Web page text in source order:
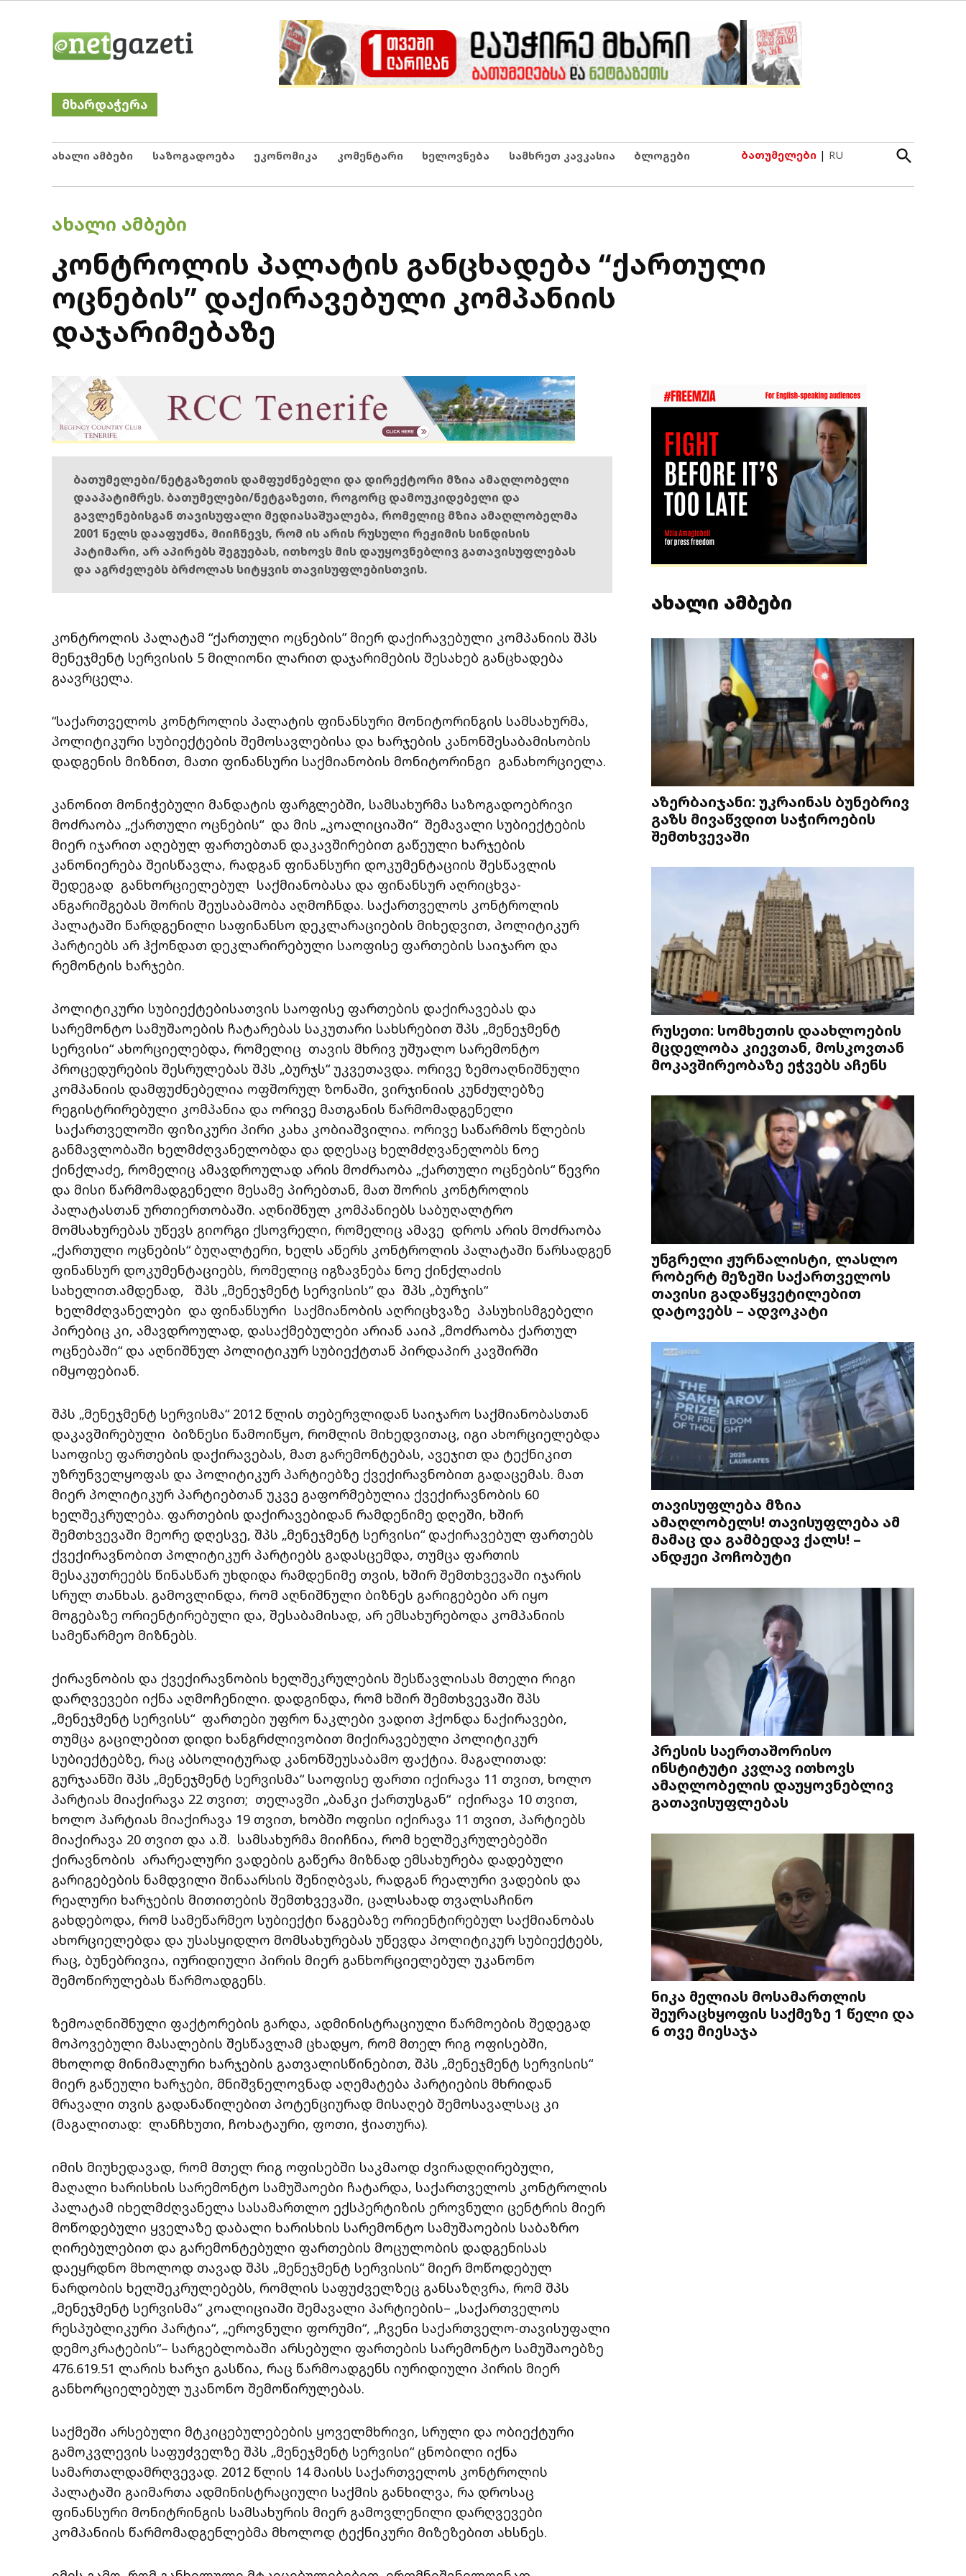
Netgazeti
მხარდაჭერა
ახალი ამბები საზოგადოება ეკონომიკა კომენტარი ხელოვნება სამხრეთ კავკასია ბლოგები ბათუმელები | RU
Open
Search
POSTED
ᲐᲮᲐᲚᲘ ᲐᲛᲑᲔᲑᲘ
კონტროლის პალატის განცხადება “ქართული
ოცნების” დაქირავებული კომპანიის
დაჯარიმებაზე
ბათუმელები/ნეტგაზეთის დამფუძნებელი და დირექტორი მზია ამაღლობელი
დააპატიმრეს. ბათუმელები/ნეტგაზეთი, როგორც დამოუკიდებელი და
გავლენებისგან თავისუფალი მედიასაშუალება, რომელიც მზია ამაღლობელმა
2001 წელს დააფუძნა, მიიჩნევს, რომ ის არის რუსული რეჟიმის სინდისის
პატიმარი, არ აპირებს შეგუებას, ითხოვს მის დაუყოვნებლივ გათავისუფლებას
და აგრძელებს ბრძოლას სიტყვის თავისუფლებისთვის.
კონტროლის პალატამ “ქართული ოცნების” მიერ დაქირავებული კომპანიის შპს
მენეჯმენტ სერვისის 5 მილიონი ლარით დაჯარიმების შესახებ განცხადება
გაავრცელა.
“საქართველოს კონტროლის პალატის ფინანსური მონიტორინგის სამსახურმა,
პოლიტიკური სუბიექტების შემოსავლებისა და ხარჯების კანონშესაბამისობის
დადგენის მიზნით, მათი ფინანსური საქმიანობის მონიტორინგი განახორციელა.
კანონით მონიჭებული მანდატის ფარგლებში, სამსახურმა საზოგადოებრივი
მოძრაობა „ქართული ოცნების“ და მის „კოალიციაში“ შემავალი სუბიექტების
მიერ იჯარით აღებულ ფართებთან დაკავშირებით გაწეული ხარჯების
კანონიერება შეისწავლა, რადგან ფინანსური დოკუმენტაციის შესწავლის
შედეგად განხორციელებულ საქმიანობასა და ფინანსურ აღრიცხვა-
ანგარიშგებას შორის შეუსაბამობა აღმოჩნდა. საქართველოს კონტროლის
პალატაში წარდგენილი საფინანსო დეკლარაციების მიხედვით, პოლიტიკურ
პარტიებს არ ჰქონდათ დეკლარირებული საოფისე ფართების საიჯარო და
რემონტის ხარჯები.
პოლიტიკური სუბიექტებისათვის საოფისე ფართების დაქირავებას და
სარემონტო სამუშაოების ჩატარებას საკუთარი სახსრებით შპს „მენეჯმენტ
სერვისი“ ახორციელებდა, რომელიც თავის მხრივ უშუალო სარემონტო
პროცედურების შესრულებას შპს „ბურჯს“ უკვეთავდა. ორივე ზემოაღნიშნული
კომპანიის დამფუძნებელია ოფშორულ ზონაში, ვირჯინიის კუნძულებზე
რეგისტრირებული კომპანია და ორივე მათგანის წარმომადგენელი
საქართველოში ფიზიკური პირი კახა კობიაშვილია. ორივე საწარმოს წლების
განმავლობაში ხელმძღვანელობდა და დღესაც ხელმძღვანელობს ნოე
ქინქლაძე, რომელიც ამავდროულად არის მოძრაობა „ქართული ოცნების“ წევრი
და მისი წარმომადგენელი მესამე პირებთან, მათ შორის კონტროლის
პალატასთან ურთიერთობაში. აღნიშნულ კომპანიებს საბუღალტრო
მომსახურებას უწევს გიორგი ქსოვრელი, რომელიც ამავე დროს არის მოძრაობა
„ქართული ოცნების“ ბუღალტერი, ხელს აწერს კონტროლის პალატაში წარსადგენ
ფინანსურ დოკუმენტაციებს, რომელიც იგზავნება ნოე ქინქლაძის
სახელით.ამდენად, შპს „მენეჯმენტ სერვისის“ და შპს „ბურჯის“
ხელმძღვანელები და ფინანსური საქმიანობის აღრიცხვაზე პასუხისმგებელი
პირებიც კი, ამავდროულად, დასაქმებულები არიან ააიპ „მოძრაობა ქართულ
ოცნებაში“ და აღნიშნულ პოლიტიკურ სუბიექტთან პირდაპირ კავშირში
იმყოფებიან.
შპს „მენეჯმენტ სერვისმა“ 2012 წლის თებერვლიდან საიჯარო საქმიანობასთან
დაკავშირებული ბიზნესი წამოიწყო, რომლის მიხედვითაც, იგი ახორციელებდა
საოფისე ფართების დაქირავებას, მათ გარემონტებას, ავეჯით და ტექნიკით
უზრუნველყოფას და პოლიტიკურ პარტიებზე ქვექირავნობით გადაცემას. მათ
მიერ პოლიტიკურ პარტიებთან უკვე გაფორმებულია ქვექირავნობის 60
ხელშეკრულება. ფართების დაქირავებიდან რამდენიმე დღეში, ხშირ
შემთხვევაში მეორე დღესვე, შპს „მენეჯმენტ სერვისი“ დაქირავებულ ფართებს
ქვექირავნობით პოლიტიკურ პარტიებს გადასცემდა, თუმცა ფართის
მესაკუთრეებს წინასწარ უხდიდა რამდენიმე თვის, ხშირ შემთხვევაში იჯარის
სრულ თანხას. გამოვლინდა, რომ აღნიშნული ბიზნეს გარიგებები არ იყო
მოგებაზე ორიენტირებული და, შესაბამისად, არ ემსახურებოდა კომპანიის
სამეწარმეო მიზნებს.
ქირავნობის და ქვექირავნობის ხელშეკრულების შესწავლისას მთელი რიგი
დარღვევები იქნა აღმოჩენილი. დადგინდა, რომ ხშირ შემთხვევაში შპს
„მენეჯმენტ სერვისს“ ფართები უფრო ნაკლები ვადით ჰქონდა ნაქირავები,
თუმცა გაცილებით დიდი ხანგრძლივობით მიქირავებული პოლიტიკურ
სუბიექტებზე, რაც აბსოლიტურად კანონშეუსაბამო ფაქტია. მაგალითად:
გურჯაანში შპს „მენეჯმენტ სერვისმა“ საოფისე ფართი იქირავა 11 თვით, ხოლო
პარტიას მიაქირავა 22 თვით; თელავში „ბანკი ქართუსგან“ იქირავა 10 თვით,
ხოლო პარტიას მიაქირავა 19 თვით, ხობში ოფისი იქირავა 11 თვით, პარტიებს
მიაქირავა 20 თვით და ა.შ. სამსახურმა მიიჩნია, რომ ხელშეკრულებებში
ქირავნობის არარეალური ვადების გაწერა მიზნად ემსახურება დადებული
გარიგებების ნამდვილი შინაარსის შენიღბვას, რადგან რეალური ვადების და
რეალური ხარჯების მითითების შემთხვევაში, ცალსახად თვალსაჩინო
გახდებოდა, რომ სამეწარმეო სუბიექტი წაგებაზე ორიენტირებულ საქმიანობას
ახორციელებდა და უსასყიდლო მომსახურებას უწევდა პოლიტიკურ სუბიექტებს,
რაც, ბუნებრივია, იურიდიული პირის მიერ განხორციელებულ უკანონო
შემოწირულებას წარმოადგენს.
ზემოაღნიშნული ფაქტორების გარდა, ადმინისტრაციული წარმოების შედეგად
მოპოვებული მასალების შესწავლამ ცხადყო, რომ მთელ რიგ ოფისებში,
მხოლოდ მინიმალური ხარჯების გათვალისწინებით, შპს „მენეჯმენტ სერვისის“
მიერ გაწეული ხარჯები, მნიშვნელოვნად აღემატება პარტიების მხრიდან
მრავალი თვის გადანაწილებით პოტენციურად მისაღებ შემოსავალსაც კი
(მაგალითად: ლანჩხუთი, ჩოხატაური, ფოთი, ჭიათურა).
იმის მიუხედავად, რომ მთელ რიგ ოფისებში საკმაოდ ძვირადღირებული,
მაღალი ხარისხის სარემონტო სამუშაოები ჩატარდა, საქართველოს კონტროლის
პალატამ იხელმძღვანელა სასამართლო ექსპერტიზის ეროვნული ცენტრის მიერ
მოწოდებული ყველაზე დაბალი ხარისხის სარემონტო სამუშაოების საბაზრო
ღირებულებით და გარემონტებული ფართების მოცულობის დადგენისას
დაეყრდნო მხოლოდ თავად შპს „მენეჯმენტ სერვისის“ მიერ მოწოდებულ
ნარდობის ხელშეკრულებებს, რომლის საფუძველზეც განსაზღვრა, რომ შპს
„მენეჯმენტ სერვისმა“ კოალიციაში შემავალი პარტიების– „საქართველოს
რესპუბლიკური პარტია“, „ეროვნული ფორუმი“, „ჩვენი საქართველო-თავისუფალი
დემოკრატების“– სარგებლობაში არსებული ფართების სარემონტო სამუშაოებზე
476.619.51 ლარის ხარჯი გასწია, რაც წარმოადგენს იურიდიული პირის მიერ
განხორციელებულ უკანონო შემოწირულებას.
საქმეში არსებული მტკიცებულებების ყოველმხრივი, სრული და ობიექტური
გამოკვლევის საფუძველზე შპს „მენეჯმენტ სერვისი“ ცნობილი იქნა
სამართალდამრღვევად. 2012 წლის 14 მაისს საქართველოს კონტროლის
პალატაში გაიმართა ადმინისტრაციული საქმის განხილვა, რა დროსაც
ფინანსური მონიტრინგის სამსახურის მიერ გამოვლენილი დარღვევები
კომპანიის წარმომადგენლებმა მხოლოდ ტექნიკური მიზეზებით ახსნეს.
ახალი ამბები
აზერბაიჯანი: უკრაინას ბუნებრივ
გაზს მივაწვდით საჭიროების
შემთხვევაში
რუსეთი: სომხეთის დაახლოების
მცდელობა კიევთან, მოსკოვთან
მოკავშირეობაზე ეჭვებს აჩენს
უნგრელი ჟურნალისტი, ლასლო
რობერტ მეზეში საქართველოს
თავისი გადაწყვეტილებით
დატოვებს – ადვოკატი
თავისუფლება მზია
ამაღლობელს! თავისუფლება ამ
მამაც და გამბედავ ქალს! –
ანდჟეი პოჩობუტი
პრესის საერთაშორისო
ინსტიტუტი კვლავ ითხოვს
ამაღლობელის დაუყოვნებლივ
გათავისუფლებას
ნიკა მელიას მოსამართლის
შეურაცხყოფის საქმეზე 1 წელი და
6 თვე მიესაჯა